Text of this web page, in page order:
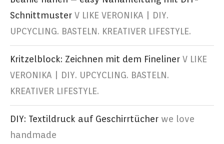
Schnittmuster V LIKE VERONIKA | DIY.
UPCYCLING. BASTELN. KREATIVER LIFESTYLE.
Kritzelblock: Zeichnen mit dem Fineliner V LIKE
VERONIKA | DIY. UPCYCLING. BASTELN.
KREATIVER LIFESTYLE.
DIY: Textildruck auf Geschirrtücher we love
handmade